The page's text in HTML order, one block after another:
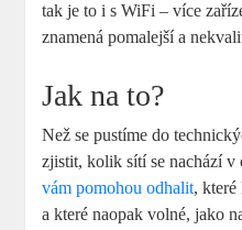
tak je to i s WiFi – více
znamená pomalejší a
Jak na to?
Než se pustíme do
zjistit, kolik sítí se nachází
vám pomohou odhalit, které
a které naopak volné, jako